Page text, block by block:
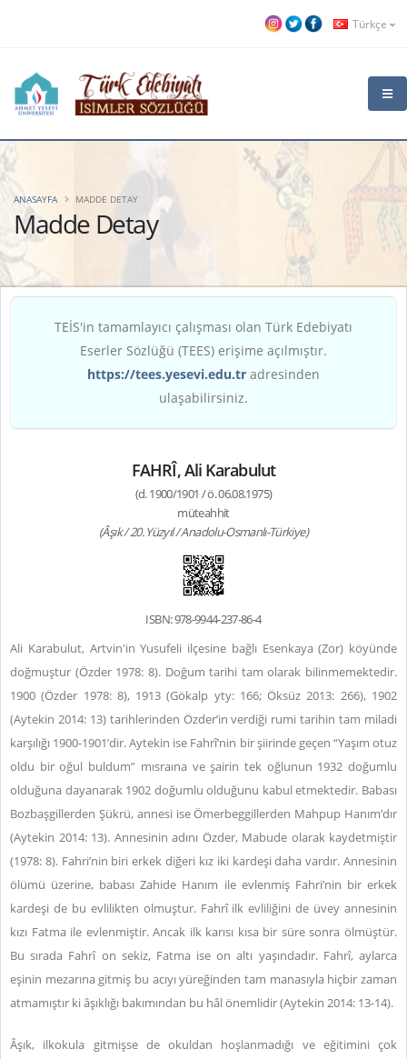
Türkçe
Madde Detay
ANASAYFA MADDE DETAY
TEİS'in tamamlayıcı çalışması olan Türk Edebiyatı
Eserler Sözlüğü (TEES) erişime açılmıştır.
https://tees.yesevi.edu.tr adresinden
ulaşabilirsiniz.
FAHRÎ, Ali Karabulut
(d. 1900/1901 / ö. 06.08.1975)
müteahhit
(Âşık / 20. Yüzyıl / Anadolu-Osmanlı-Türkiye)
ISBN: 978-9944-237-86-4
Ali Karabulut, Artvin'in Yusufeli ilçesine bağlı Esenkaya (Zor) köyünde
doğmuştur (Özder 1978: 8). Doğum tarihi tam olarak bilinmemektedir.
1900 (Özder 1978: 8), 1913 (Gökalp yty: 166; Öksüz 2013: 266), 1902
(Aytekin 2014: 13) tarihlerinden Özder’in verdiği rumi tarihin tam miladi
karşılığı 1900-1901’dir. Aytekin ise Fahrî’nin bir şiirinde geçen “Yaşım otuz
oldu bir oğul buldum” mısraına ve şairin tek oğlunun 1932 doğumlu
olduğuna dayanarak 1902 doğumlu olduğunu kabul etmektedir. Babası
Bozbaşgillerden Şükrü, annesi ise Ömerbeggillerden Mahpup Hanım’dır
(Aytekin 2014: 13). Annesinin adını Özder, Mabude olarak kaydetmiştir
(1978: 8). Fahri’nin biri erkek diğeri kız iki kardeşi daha vardır. Annesinin
ölümü üzerine, babası Zahide Hanım ile evlenmiş Fahri’nin bir erkek
kardeşi de bu evlilikten olmuştur. Fahrî ilk evliliğini de üvey annesinin
kızı Fatma ile evlenmiştir. Ancak ilk karısı kısa bir süre sonra ölmüştür.
Bu sırada Fahrî on sekiz, Fatma ise on altı yaşındadır. Fahrî, aylarca
eşinin mezarına gitmiş bu acıyı yüreğinden tam manasıyla hiçbir zaman
atmamıştır ki âşıklığı bakımından bu hâl önemlidir (Aytekin 2014: 13-14).
Âşık, ilkokula gitmişse de okuldan hoşlanmadığı ve eğitimini çok